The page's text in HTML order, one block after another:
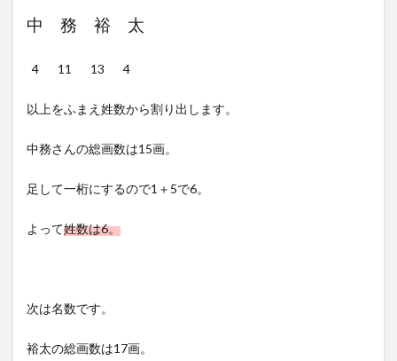
中 務 裕 太
4 11 13 4
以上をふまえ姓数から割り出します。
中務さんの総画数は15画。
足して一桁にするので1＋5で6。
よって姓数は6。
次は名数です。
裕太の総画数は17画。